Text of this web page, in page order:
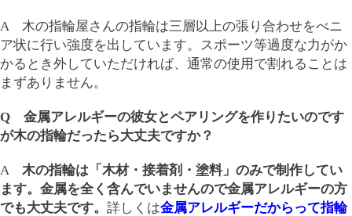
A 木の指輪屋さんの指輪は三層以上の張り合わせをべニ
ア状に行い強度を出しています。スポーツ等過度な力がか
かるとき外していただければ、通常の使用で割れることは
まずありません。
Q 金属アレルギーの彼女とペアリングを作りたいのです
が木の指輪だったら大丈夫ですか？
A 木の指輪は「木材・接着剤・塗料」のみで制作してい
ます。金属を全く含んでいませんので金属アレルギーの方
でも大丈夫です。 詳しくは金属アレルギーだからって指輪